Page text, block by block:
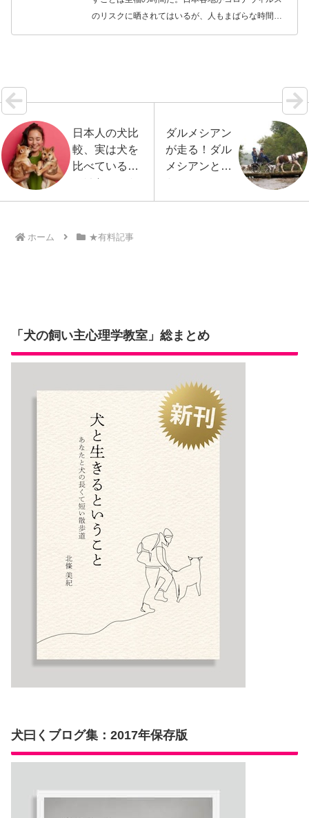
のリスクに晒されてはいるが、人もまばらな時間に
日本人の犬比
較、実は犬を
比べているの
ではないのか
もしれませ
ダルメシアン
が走る！ダル
メシアンと馬
とのフィール
ドスポーツ
ホーム ★有料記事
「犬の飼い主心理学教室」総まとめ
犬曰くブログ集：2017年保存版